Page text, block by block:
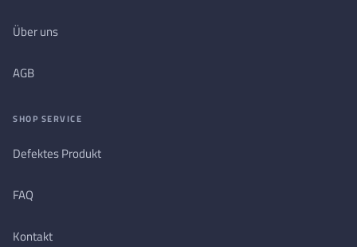
Über uns
AGB
SHOP SERVICE
Defektes Produkt
FAQ
Kontakt